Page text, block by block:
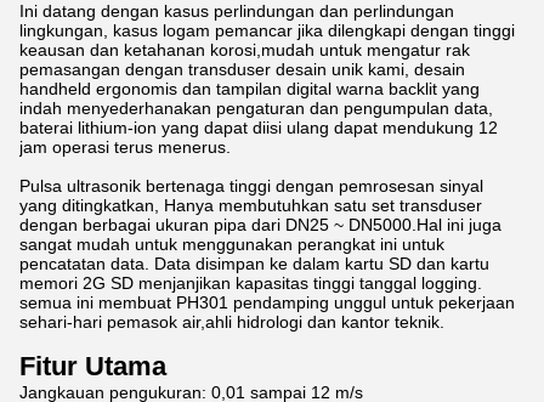
Ini datang dengan kasus perlindungan dan perlindungan
lingkungan, kasus logam pemancar jika dilengkapi dengan tinggi
keausan dan ketahanan korosi,mudah untuk mengatur rak
pemasangan dengan transduser desain unik kami, desain
handheld ergonomis dan tampilan digital warna backlit yang
indah menyederhanakan pengaturan dan pengumpulan data,
baterai lithium-ion yang dapat diisi ulang dapat mendukung 12
jam operasi terus menerus.
Pulsa ultrasonik bertenaga tinggi dengan pemrosesan sinyal
yang ditingkatkan, Hanya membutuhkan satu set transduser
dengan berbagai ukuran pipa dari DN25 ~ DN5000.Hal ini juga
sangat mudah untuk menggunakan perangkat ini untuk
pencatatan data. Data disimpan ke dalam kartu SD dan kartu
memori 2G SD menjanjikan kapasitas tinggi tanggal logging.
semua ini membuat PH301 pendamping unggul untuk pekerjaan
sehari-hari pemasok air,ahli hidrologi dan kantor teknik.
Fitur Utama
Jangkauan pengukuran: 0,01 sampai 12 m/s